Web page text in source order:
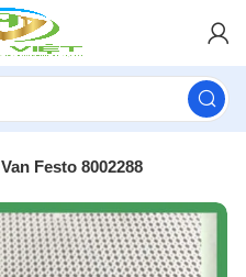
Van Festo 8002288